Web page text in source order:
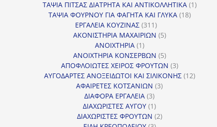
προϊόντα
ΤΑΨΙΑ ΠΙΤΣΑΣ ΔΙΑΤΡΗΤΑ ΚΑΙ ΑΝΤΙΚΟΛΛΗΤΙΚΑ 11
ΤΑΨΙΑ ΦΟΥΡΝΟΥ ΓΙΑ ΦΑΓΗΤΑ ΚΑΙ ΓΛΥΚΑ 1818
ΕΡΓΑΛΕΙΑ ΚΟΥΖΙΝΑΣ 311311
προϊόντα
ΑΚΟΝΙΣΤΗΡΙΑ ΜΑΧΑΙΡΙΩΝ 55
ΑΝΟΙΧΤΗΡΙΑ 11
προϊόν
ΑΝΟΙΧΤΗΡΙΑ ΚΟΝΣΕΡΒΩΝ 55
προϊόντα
ΑΠΟΦΛΟΙΩΤΕΣ ΧΕΙΡΟΣ ΦΡΟΥΤΩΝ 33
προϊόντα
ΑΥΓΟΔΑΡΤΕΣ ΑΝΟΞΕΙΔΩΤΟΙ ΚΑΙ ΣΙΛΙΚΟΝΗΣ 1212
ΑΦΑΙΡΕΤΕΣ ΚΟΤΣΑΝΙΩΝ 33
ΔΙΑΦΟΡΑ ΕΡΓΑΛΕΙΑ 33
προϊόντα
ΔΙΑΧΩΡΙΣΤΕΣ ΑΥΓΟΥ 11
προϊόν
ΔΙΑΧΩΡΙΣΤΕΣ ΦΡΟΥΤΩΝ 22